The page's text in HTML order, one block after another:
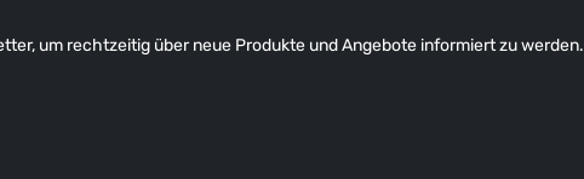
um rechtzeitig über neue Produkte und Angebote informiert zu werden.